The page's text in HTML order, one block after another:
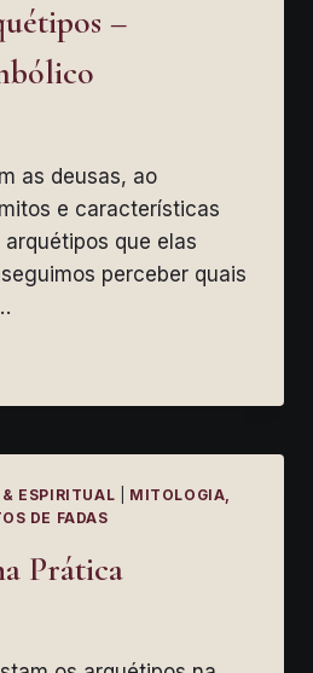
–
as deusas, ao
e características
que elas
perceber quais
& ESPIRITUAL
MITOLOGIA,
DE FADAS
Prática